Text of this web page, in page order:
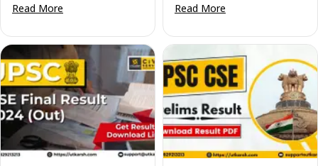
Read More Read More